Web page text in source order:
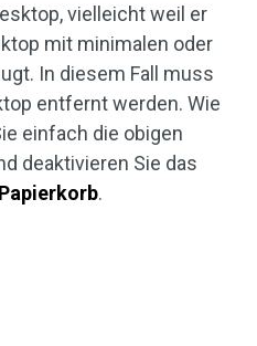
vielleicht weil er
mit minimalen oder
In diesem Fall muss
entfernt werden. Wie
einfach die obigen
deaktivieren Sie das
Papierkorb.